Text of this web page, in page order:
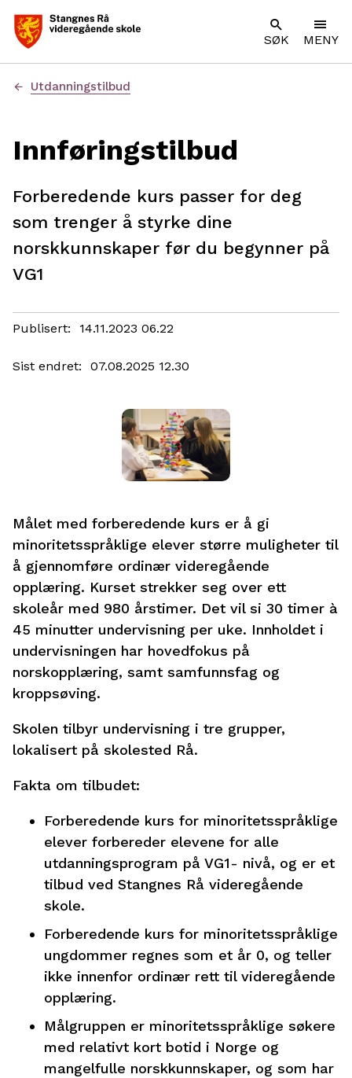
SØK MENY
Du
Utdanningstilbud
Innføringstilbud
Forberedende kurs passer for deg
som trenger å styrke dine
norskkunnskaper før du begynner på
VG1
Publisert 14.11.2023 06.22
Sist endret 07.08.2025 12.30
Målet med forberedende kurs er å gi
minoritetsspråklige elever større muligheter til
å gjennomføre ordinær videregående
opplæring. Kurset strekker seg over ett
skoleår med 980 årstimer. Det vil si 30 timer à
45 minutter undervisning per uke. Innholdet i
undervisningen har hovedfokus på
norskopplæring, samt samfunnsfag og
kroppsøving.
Skolen tilbyr undervisning i tre grupper,
lokalisert på skolested Rå.
Fakta om tilbudet:
Forberedende kurs for minoritetsspråklige
elever forbereder elevene for alle
utdanningsprogram på VG1- nivå, og er et
tilbud ved Stangnes Rå videregående
skole.
Forberedende kurs for minoritetsspråklige
ungdommer regnes som et år 0, og teller
ikke innenfor ordinær rett til videregående
opplæring.
Målgruppen er minoritetsspråklige søkere
med relativt kort botid i Norge og
mangelfulle norskkunnskaper, og som har